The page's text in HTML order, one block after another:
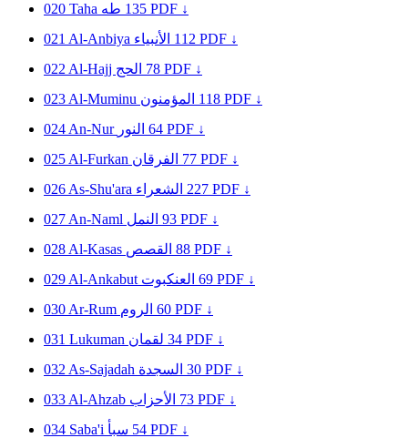
020 Taha طه 135 PDF ↓
021 Al-Anbiya الأنبياء 112 PDF ↓
022 Al-Hajj الحج 78 PDF ↓
023 Al-Muminu المؤمنون 118 PDF ↓
024 An-Nur النور 64 PDF ↓
025 Al-Furkan الفرقان 77 PDF ↓
026 As-Shu'ara الشعراء 227 PDF ↓
027 An-Naml النمل 93 PDF ↓
028 Al-Kasas القصص 88 PDF ↓
029 Al-Ankabut العنكبوت 69 PDF ↓
030 Ar-Rum الروم 60 PDF ↓
031 Lukuman لقمان 34 PDF ↓
032 As-Sajadah السجدة 30 PDF ↓
033 Al-Ahzab الأحزاب 73 PDF ↓
034 Saba'i سبأ 54 PDF ↓